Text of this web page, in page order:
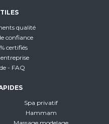
qualité
confiance
certifiés
- FAQ
Spa privatif
Hammam